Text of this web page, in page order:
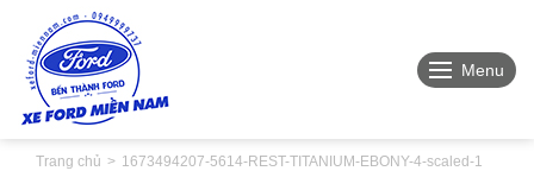
Menu
Trang chủ 1673494207-5614-REST-TITANIUM-EBONY-4-scaled-1